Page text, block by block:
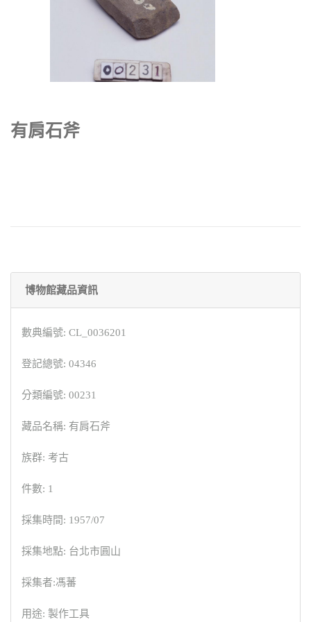
有肩石斧
博物館藏品資訊
數典編號: CL_0036201
登記總號: 04346
分類編號: 00231
藏品名稱: 有肩石斧
族群: 考古
件數: 1
採集時間: 1957/07
採集地點: 台北市圓山
採集者:馮蕃
用途: 製作工具